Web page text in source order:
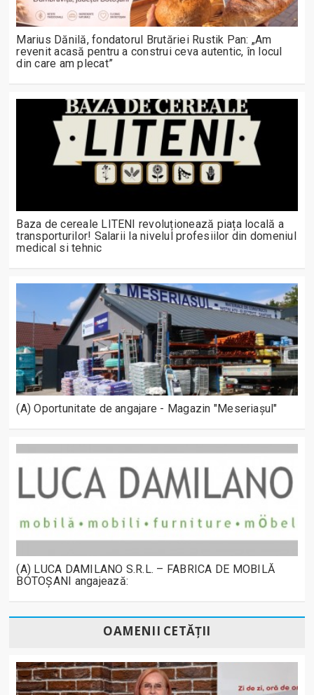
Marius Dănilă, fondatorul Brutăriei Rustik Pan: „Am
revenit acasă pentru a construi ceva autentic, în locul
din care am plecat”
Baza de cereale LITENI revoluționează piața locală a
transporturilor! Salarii la nivelul profesiilor din domeniul
medical si tehnic
(A) Oportunitate de angajare - Magazin "Meseriașul"
(A) LUCA DAMILANO S.R.L. – FABRICA DE MOBILĂ
BOTOȘANI angajează:
OAMENII CETĂȚII